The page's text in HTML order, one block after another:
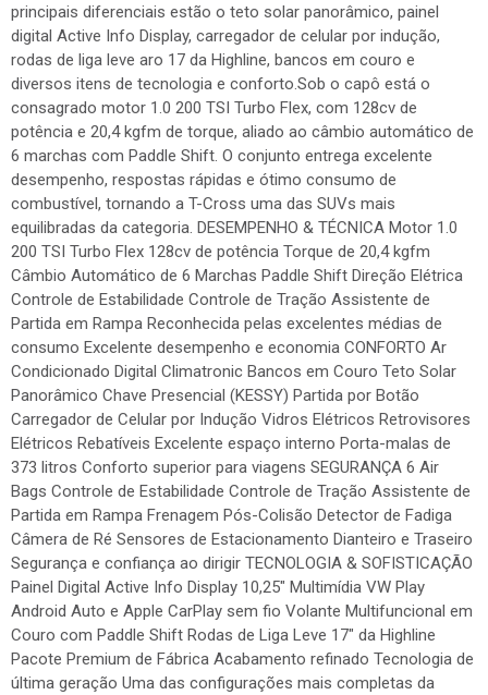
principais diferenciais estão o teto solar panorâmico, painel
digital Active Info Display, carregador de celular por indução,
rodas de liga leve aro 17 da Highline, bancos em couro e
diversos itens de tecnologia e conforto.Sob o capô está o
consagrado motor 1.0 200 TSI Turbo Flex, com 128cv de
potência e 20,4 kgfm de torque, aliado ao câmbio automático de
6 marchas com Paddle Shift. O conjunto entrega excelente
desempenho, respostas rápidas e ótimo consumo de
combustível, tornando a T-Cross uma das SUVs mais
equilibradas da categoria. DESEMPENHO & TÉCNICA Motor 1.0
200 TSI Turbo Flex 128cv de potência Torque de 20,4 kgfm
Câmbio Automático de 6 Marchas Paddle Shift Direção Elétrica
Controle de Estabilidade Controle de Tração Assistente de
Partida em Rampa Reconhecida pelas excelentes médias de
consumo Excelente desempenho e economia CONFORTO Ar
Condicionado Digital Climatronic Bancos em Couro Teto Solar
Panorâmico Chave Presencial (KESSY) Partida por Botão
Carregador de Celular por Indução Vidros Elétricos Retrovisores
Elétricos Rebatíveis Excelente espaço interno Porta-malas de
373 litros Conforto superior para viagens SEGURANÇA 6 Air
Bags Controle de Estabilidade Controle de Tração Assistente de
Partida em Rampa Frenagem Pós-Colisão Detector de Fadiga
Câmera de Ré Sensores de Estacionamento Dianteiro e Traseiro
Segurança e confiança ao dirigir TECNOLOGIA & SOFISTICAÇÃO
Painel Digital Active Info Display 10,25" Multimídia VW Play
Android Auto e Apple CarPlay sem fio Volante Multifuncional em
Couro com Paddle Shift Rodas de Liga Leve 17" da Highline
Pacote Premium de Fábrica Acabamento refinado Tecnologia de
última geração Uma das configurações mais completas da